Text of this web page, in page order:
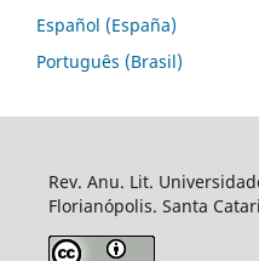
Español (España)
Português (Brasil)
Rev. Anu. Lit.
Florianópolis. Santa